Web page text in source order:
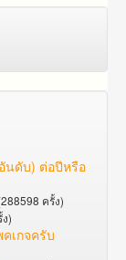
นดับ) ต่อปีหรือ
ครั้ง)
)
เกจครับ